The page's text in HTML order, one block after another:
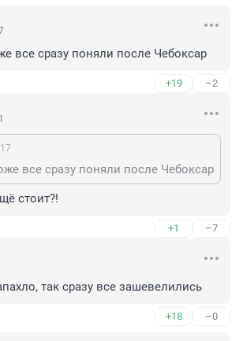
все сразу поняли после Чебоксар
+19 –2
все сразу поняли после Чебоксар
стоит?!
+1 –7
так сразу все зашевелились
+18 –0